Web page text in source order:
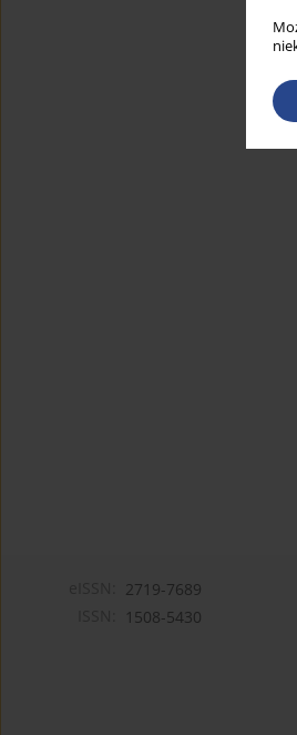
2719-7689
1508-5430